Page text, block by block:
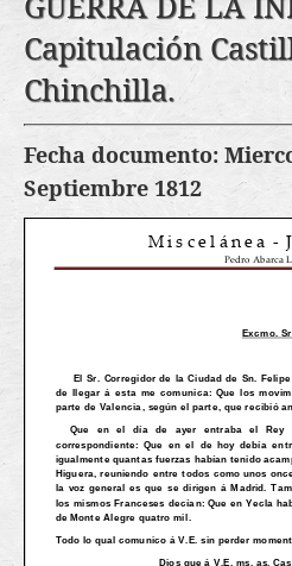
contenido
Capitulación
Chinchilla.
Fecha documento:
Septiembre 1812